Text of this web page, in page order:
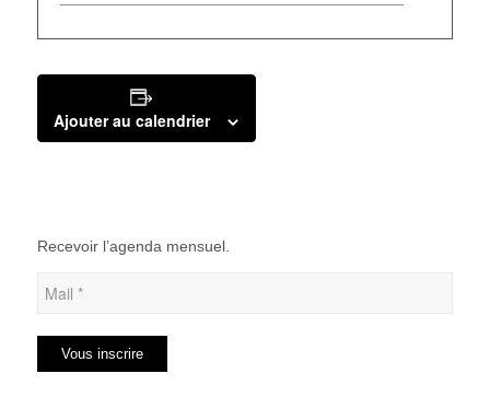
Ajouter au calendrier
Recevoir l’agenda mensuel.